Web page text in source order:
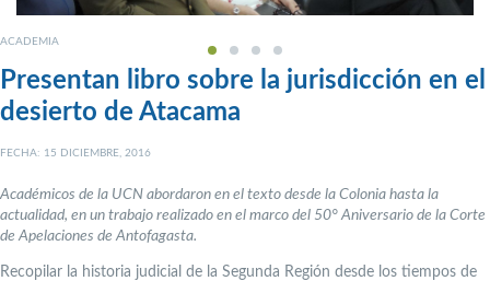
ACADEMIA
Presentan libro sobre la jurisdicción en el
desierto de Atacama
FECHA: 15 DICIEMBRE, 2016
Académicos de la UCN abordaron en el texto desde la Colonia hasta la
actualidad, en un trabajo realizado en el marco del 50° Aniversario de la Corte
de Apelaciones de Antofagasta.
Recopilar la historia judicial de la Segunda Región desde los tiempos de